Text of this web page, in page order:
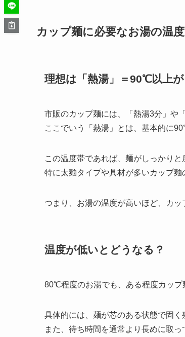
カップ麺に必要なお湯の温
理想は「熱湯」＝90℃以上
市販のカップ麺には、「熱湯3分」や
ここでいう「熱湯」とは、基本的に
この温度帯であれば、麺がしっかり
特に太麺タイプや具材が多いカップ麺
つまり、お湯の温度が高いほど、カッ
温度が低いとどうなる？
80℃程度のお湯でも、ある程度カップ
具体的には、麺が芯のある状態で固く
また、待ち時間を通常より長めに取っ